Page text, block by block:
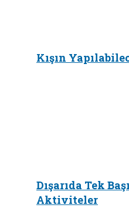
Kışın
Dışarıda Tek
Aktiviteler